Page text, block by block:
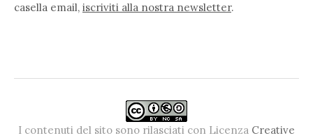
casella email, iscriviti alla nostra newsletter.
I contenuti del sito sono rilasciati con Licenza Creative